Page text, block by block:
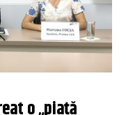
o „piaţă